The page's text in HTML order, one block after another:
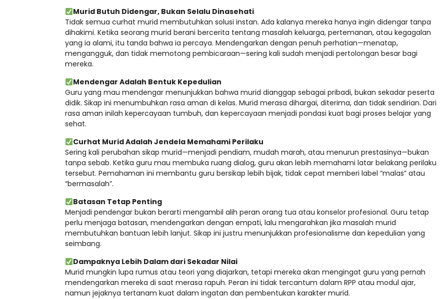
Murid Butuh Didengar, Bukan Selalu Dinasehati
Tidak semua curhat murid membutuhkan solusi instan. Ada kalanya mereka hanya ingin didengar tanpa
dihakimi. Ketika seorang murid berani bercerita tentang masalah keluarga, pertemanan, atau kegagalan
yang ia alami, itu tanda bahwa ia percaya. Mendengarkan dengan penuh perhatian—menatap,
mengangguk, dan tidak memotong pembicaraan—sering kali sudah menjadi pertolongan besar bagi
mereka.
Mendengar Adalah Bentuk Kepedulian
Guru yang mau mendengar menunjukkan bahwa murid dianggap sebagai pribadi, bukan sekadar peserta
didik. Sikap ini menumbuhkan rasa aman di kelas. Murid merasa dihargai, diterima, dan tidak sendirian. Dari
rasa aman inilah kepercayaan tumbuh, dan kepercayaan menjadi pondasi kuat bagi proses belajar yang
sehat.
Curhat Murid Adalah Jendela Memahami Perilaku
Sering kali perubahan sikap murid—menjadi pendiam, mudah marah, atau menurun prestasinya—bukan
tanpa sebab. Ketika guru mau membuka ruang dialog, guru akan lebih memahami latar belakang perilaku
tersebut. Pemahaman ini membantu guru bersikap lebih bijak, tidak cepat memberi label “malas” atau
“bermasalah”.
Batasan Tetap Penting
Menjadi pendengar bukan berarti mengambil alih peran orang tua atau konselor profesional. Guru tetap
perlu menjaga batasan, mendengarkan dengan empati, lalu mengarahkan jika masalah murid
membutuhkan bantuan lebih lanjut. Sikap ini justru menunjukkan profesionalisme dan kepedulian yang
seimbang.
Dampaknya Lebih Dalam dari Sekadar Nilai
Murid mungkin lupa rumus atau teori yang diajarkan, tetapi mereka akan mengingat guru yang pernah
mendengarkan mereka di saat merasa rapuh. Peran ini tidak tercantum dalam RPP atau modul ajar,
namun jejaknya tertanam kuat dalam ingatan dan pembentukan karakter murid.